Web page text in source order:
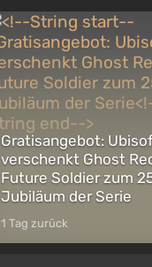
Gratisangebot:
verschenkt Ghost
Future Soldier zum
Jubiläum der Serie
1 Tag zurück